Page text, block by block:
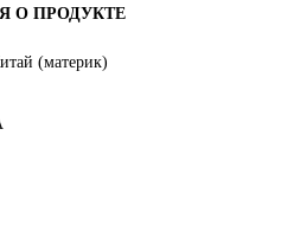
О ПРОДУКТЕ
(материк)